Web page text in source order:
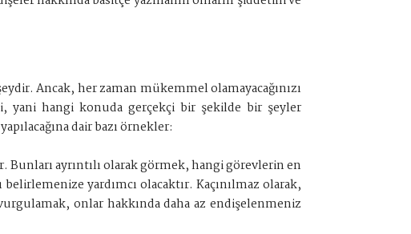
Ancak, her zaman mükemmel olamayacağınızı
yani hangi konuda gerçekçi bir şekilde bir şeyler
dair bazı örnekler:
Bunları ayrıntılı olarak görmek, hangi görevlerin en
yardımcı olacaktır. Kaçınılmaz olarak,
onlar hakkında daha az endişelenmeniz